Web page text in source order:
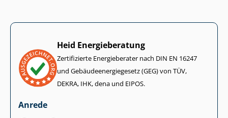
Heid Energieberatung
Zertifizierte Energieberater nach DIN EN 16247
und Ge­bäu­de­en­er­gie­ge­setz (GEG) von TÜV,
DEKRA, IHK, dena und EIPOS.
Anrede